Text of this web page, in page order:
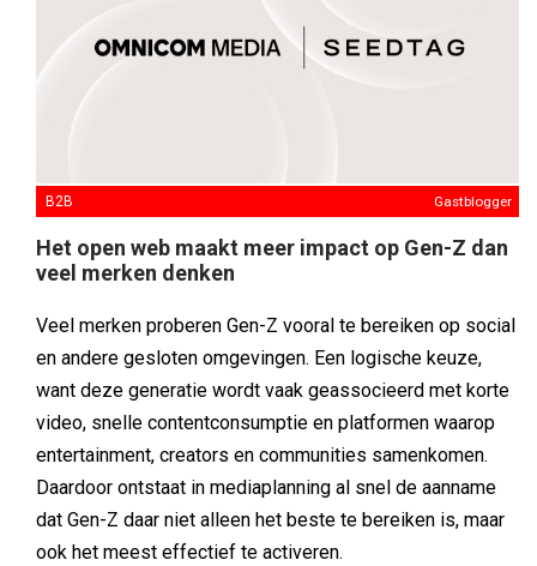
B2B Gastblogger
Het open web maakt meer impact op Gen-Z dan
veel merken denken
Veel merken proberen Gen-Z vooral te bereiken op social
en andere gesloten omgevingen. Een logische keuze,
want deze generatie wordt vaak geassocieerd met korte
video, snelle contentconsumptie en platformen waarop
entertainment, creators en communities samenkomen.
Daardoor ontstaat in mediaplanning al snel de aanname
dat Gen-Z daar niet alleen het beste te bereiken is, maar
ook het meest effectief te activeren.